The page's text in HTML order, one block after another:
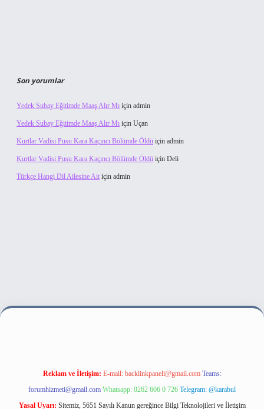
Son yorumlar
Yedek Subay Eğitimde Maaş Alır Mı için admin
Yedek Subay Eğitimde Maaş Alır Mı için Uçan
Kurtlar Vadisi Pusu Kara Kaçıncı Bölümde Öldü için admin
Kurtlar Vadisi Pusu Kara Kaçıncı Bölümde Öldü için Deli
Türkçe Hangi Dil Ailesine Ait için admin
bahis sitesi
Reklam ve İletişim: E-mail: backlinkpaneli@gmail.com Teams:
forumhizmeti@gmail.com Whatsapp: 0262 606 0 726 Telegram: @karabul
Yasal Uyarı: Sitemiz, 5651 Sayılı Kanun gereğince Bilgi Teknolojileri ve İletişim